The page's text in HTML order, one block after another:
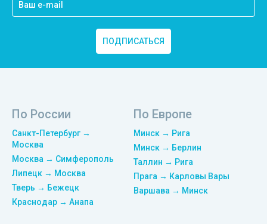
ПОДПИСАТЬСЯ
По России
Санкт-Петербург →
Москва
Москва → Симферополь
Липецк → Москва
Тверь → Бежецк
Краснодар → Анапа
По Европе
Минск → Рига
Минск → Берлин
Таллин → Рига
Прага → Карловы Вары
Варшава → Минск